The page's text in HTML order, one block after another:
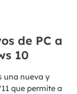
de PC a
10
una nueva y
que permite a